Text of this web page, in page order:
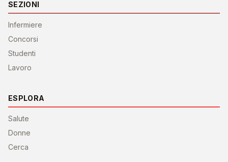
SEZIONI
Infermiere
Concorsi
Studenti
Lavoro
ESPLORA
Salute
Donne
Cerca